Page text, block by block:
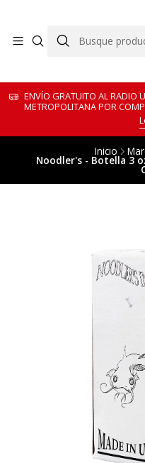
ENVÍO GRATUITO AL RADIO
METROPOLITANA POR
Inicio
Noodler's - Botella 3